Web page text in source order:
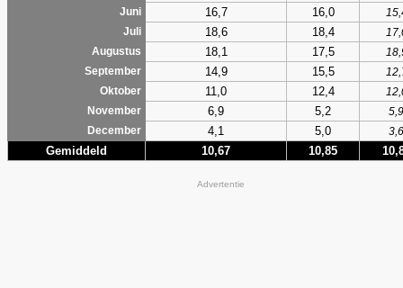
Juni
16,7 16,0
Juli
18,6 18,4
Augustus
18,1 17,5
September
14,9 15,5
Oktober
11,0 12,4
November
6,9 5,2
5,9
December
4,1 5,0 3,6
Gemiddeld 10,67 10,85
Advertentie